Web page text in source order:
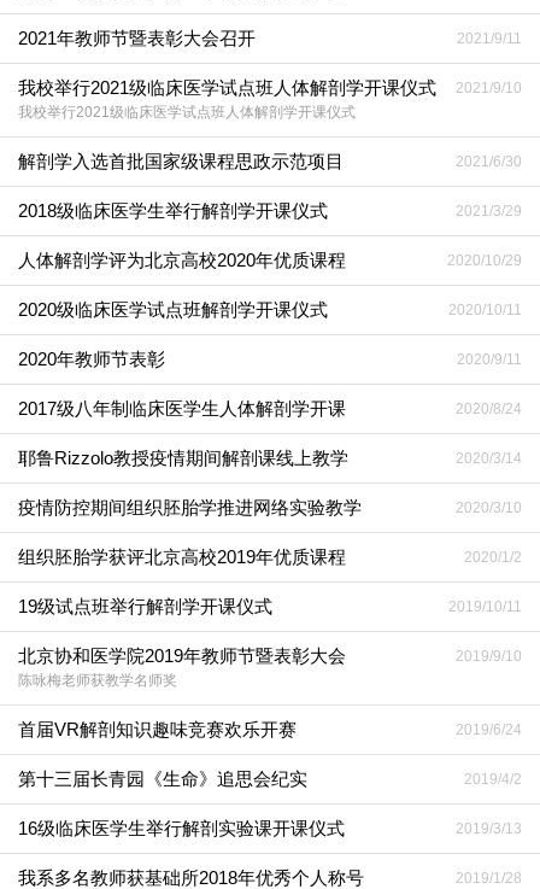
2021/9/11
2021年教师节暨表彰大会召开
2021/9/10
我校举行2021级临床医学试点班人体解剖学开课仪式
我校举行2021级临床医学试点班人体解剖学开课仪式
2021/6/30
解剖学入选首批国家级课程思政示范项目
2021/3/29
2018级临床医学生举行解剖学开课仪式
2020/10/29
人体解剖学评为北京高校2020年优质课程
2020/10/11
2020级临床医学试点班解剖学开课仪式
2020/9/11
2020年教师节表彰
2020/8/24
2017级八年制临床医学生人体解剖学开课
2020/3/14
耶鲁Rizzolo教授疫情期间解剖课线上教学
2020/3/10
疫情防控期间组织胚胎学推进网络实验教学
2020/1/2
组织胚胎学获评北京高校2019年优质课程
2019/10/11
19级试点班举行解剖学开课仪式
2019/9/10
北京协和医学院2019年教师节暨表彰大会
陈咏梅老师获教学名师奖
2019/6/24
首届VR解剖知识趣味竞赛欢乐开赛
2019/4/2
第十三届长青园《生命》追思会纪实
2019/3/13
16级临床医学生举行解剖实验课开课仪式
2019/1/28
我系多名教师获基础所2018年优秀个人称号